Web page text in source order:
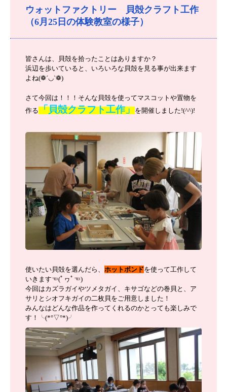
ウォットファクトリー 貝殻クラフト工作
（6月25日の体験教室の様子）
皆さんは、貝殻を拾ったことはありますか？
浜辺を歩いていると、いろいろな貝殻を見る事が出来ます
よね(❁´◡`❁)
さて今回は！！！そんな貝殻を使ってマスコットや置物を
作る「貝殻クラフト工作」を開催しました!(^^)!
使いたい貝殻を選んだら、 ホットボンドを使って工作して
いきます☜(ﾟヮﾟ☜)
今回はカズラガイやツメタガイ、キサゴなどの巻貝と、ア
サリとシオフキガイの二枚貝をご用意しました！
みんなはどんな作品を作ってくれるのかとっても楽しみで
す！╰(*°▽°*)╯